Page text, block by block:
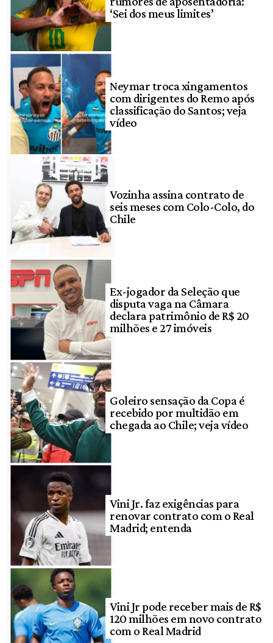
‘Sei dos meus limites’
Neymar troca xingamentos
com dirigentes do Remo após
classificação do Santos; veja
vídeo
Vozinha assina contrato de
seis meses com Colo-Colo, do
Chile
Ex-jogador da Seleção que
disputa vaga na Câmara
declara patrimônio de R$ 20
milhões e 27 imóveis
Goleiro sensação da Copa é
recebido por multidão em
chegada ao Chile; veja vídeo
Vini Jr. faz exigências para
renovar contrato com o Real
Madrid; entenda
Vini Jr pode receber mais de R$
120 milhões em novo contrato
com o Real Madrid